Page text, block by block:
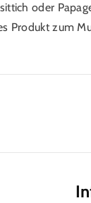
oder
Produkt zum